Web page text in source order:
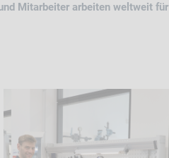
Mitarbeiter arbeiten weltweit für